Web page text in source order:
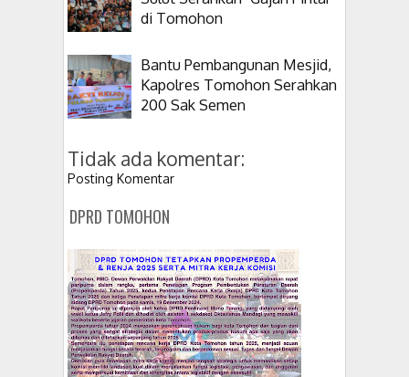
di Tomohon
Bantu Pembangunan Mesjid,
Kapolres Tomohon Serahkan
200 Sak Semen
Tidak ada komentar:
Posting Komentar
DPRD TOMOHON